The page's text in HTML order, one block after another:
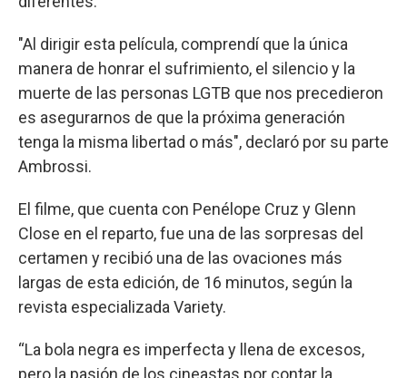
"Al dirigir esta película, comprendí que la única
manera de honrar el sufrimiento, el silencio y la
muerte de las personas LGTB que nos precedieron
es asegurarnos de que la próxima generación
tenga la misma libertad o más", declaró por su parte
Ambrossi.
El filme, que cuenta con Penélope Cruz y Glenn
Close en el reparto, fue una de las sorpresas del
certamen y recibió una de las ovaciones más
largas de esta edición, de 16 minutos, según la
revista especializada Variety.
“La bola negra es imperfecta y llena de excesos,